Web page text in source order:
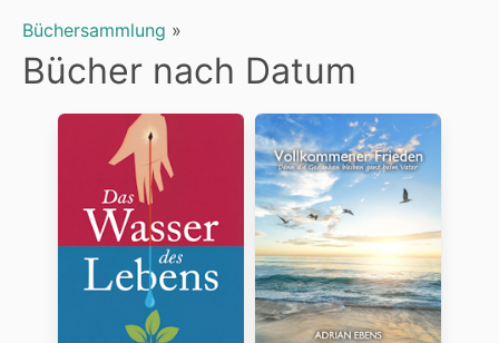
Büchersammlung »
Bücher nach Datum